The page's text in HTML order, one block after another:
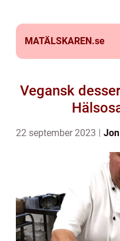
MATÄLSKAREN.se
Vegansk
22 september 2023